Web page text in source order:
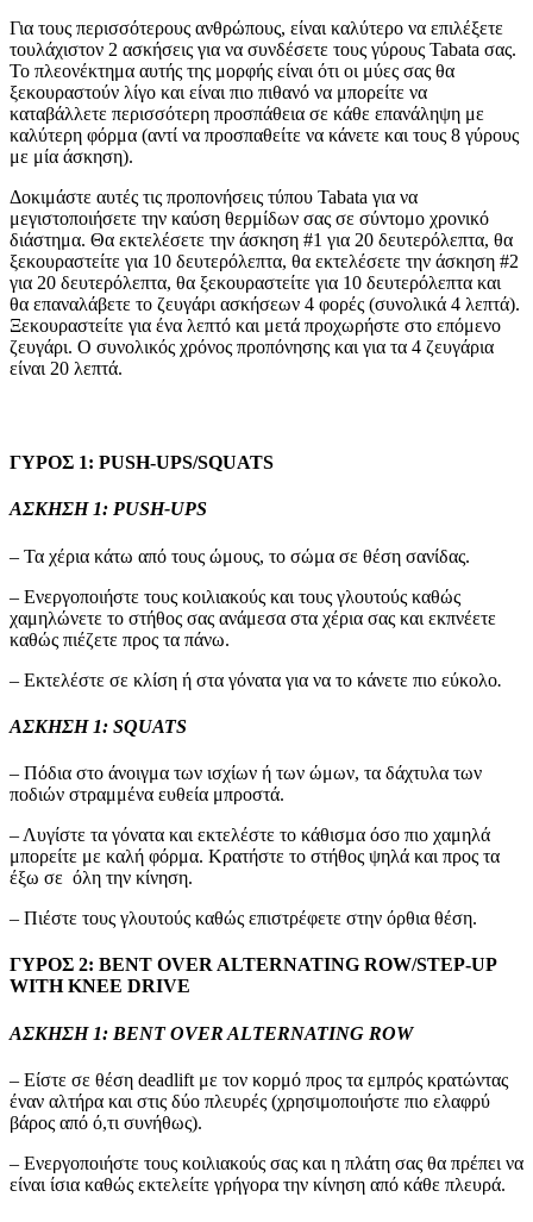
Για τους περισσότερους ανθρώπους, είναι καλύτερο να επιλέξετε
τουλάχιστον 2 ασκήσεις για να συνδέσετε τους γύρους Tabata σας.
Το πλεονέκτημα αυτής της μορφής είναι ότι οι μύες σας θα
ξεκουραστούν λίγο και είναι πιο πιθανό να μπορείτε να
καταβάλλετε περισσότερη προσπάθεια σε κάθε επανάληψη με
καλύτερη φόρμα (αντί να προσπαθείτε να κάνετε και τους 8 γύρους
με μία άσκηση).
Δοκιμάστε αυτές τις προπονήσεις τύπου Tabata για να
μεγιστοποιήσετε την καύση θερμίδων σας σε σύντομο χρονικό
διάστημα. Θα εκτελέσετε την άσκηση #1 για 20 δευτερόλεπτα, θα
ξεκουραστείτε για 10 δευτερόλεπτα, θα εκτελέσετε την άσκηση #2
για 20 δευτερόλεπτα, θα ξεκουραστείτε για 10 δευτερόλεπτα και
θα επαναλάβετε το ζευγάρι ασκήσεων 4 φορές (συνολικά 4 λεπτά).
Ξεκουραστείτε για ένα λεπτό και μετά προχωρήστε στο επόμενο
ζευγάρι. Ο συνολικός χρόνος προπόνησης και για τα 4 ζευγάρια
είναι 20 λεπτά.
ΓΥΡΟΣ 1: PUSH-UPS/SQUATS
ΑΣΚΗΣΗ 1: PUSH-UPS
– Τα χέρια κάτω από τους ώμους, το σώμα σε θέση σανίδας.
– Ενεργοποιήστε τους κοιλιακούς και τους γλουτούς καθώς
χαμηλώνετε το στήθος σας ανάμεσα στα χέρια σας και εκπνέετε
καθώς πιέζετε προς τα πάνω.
– Εκτελέστε σε κλίση ή στα γόνατα για να το κάνετε πιο εύκολο.
ΑΣΚΗΣΗ 1: SQUATS
– Πόδια στο άνοιγμα των ισχίων ή των ώμων, τα δάχτυλα των
ποδιών στραμμένα ευθεία μπροστά.
– Λυγίστε τα γόνατα και εκτελέστε το κάθισμα όσο πιο χαμηλά
μπορείτε με καλή φόρμα. Κρατήστε το στήθος ψηλά και προς τα
έξω σε όλη την κίνηση.
– Πιέστε τους γλουτούς καθώς επιστρέφετε στην όρθια θέση.
ΓΥΡΟΣ 2: BENT OVER ALTERNATING ROW/STEP-UP
WITH KNEE DRIVE
ΑΣΚΗΣΗ 1: BENT OVER ALTERNATING ROW
– Είστε σε θέση deadlift με τον κορμό προς τα εμπρός κρατώντας
έναν αλτήρα και στις δύο πλευρές (χρησιμοποιήστε πιο ελαφρύ
βάρος από ό,τι συνήθως).
– Ενεργοποιήστε τους κοιλιακούς σας και η πλάτη σας θα πρέπει να
είναι ίσια καθώς εκτελείτε γρήγορα την κίνηση από κάθε πλευρά.